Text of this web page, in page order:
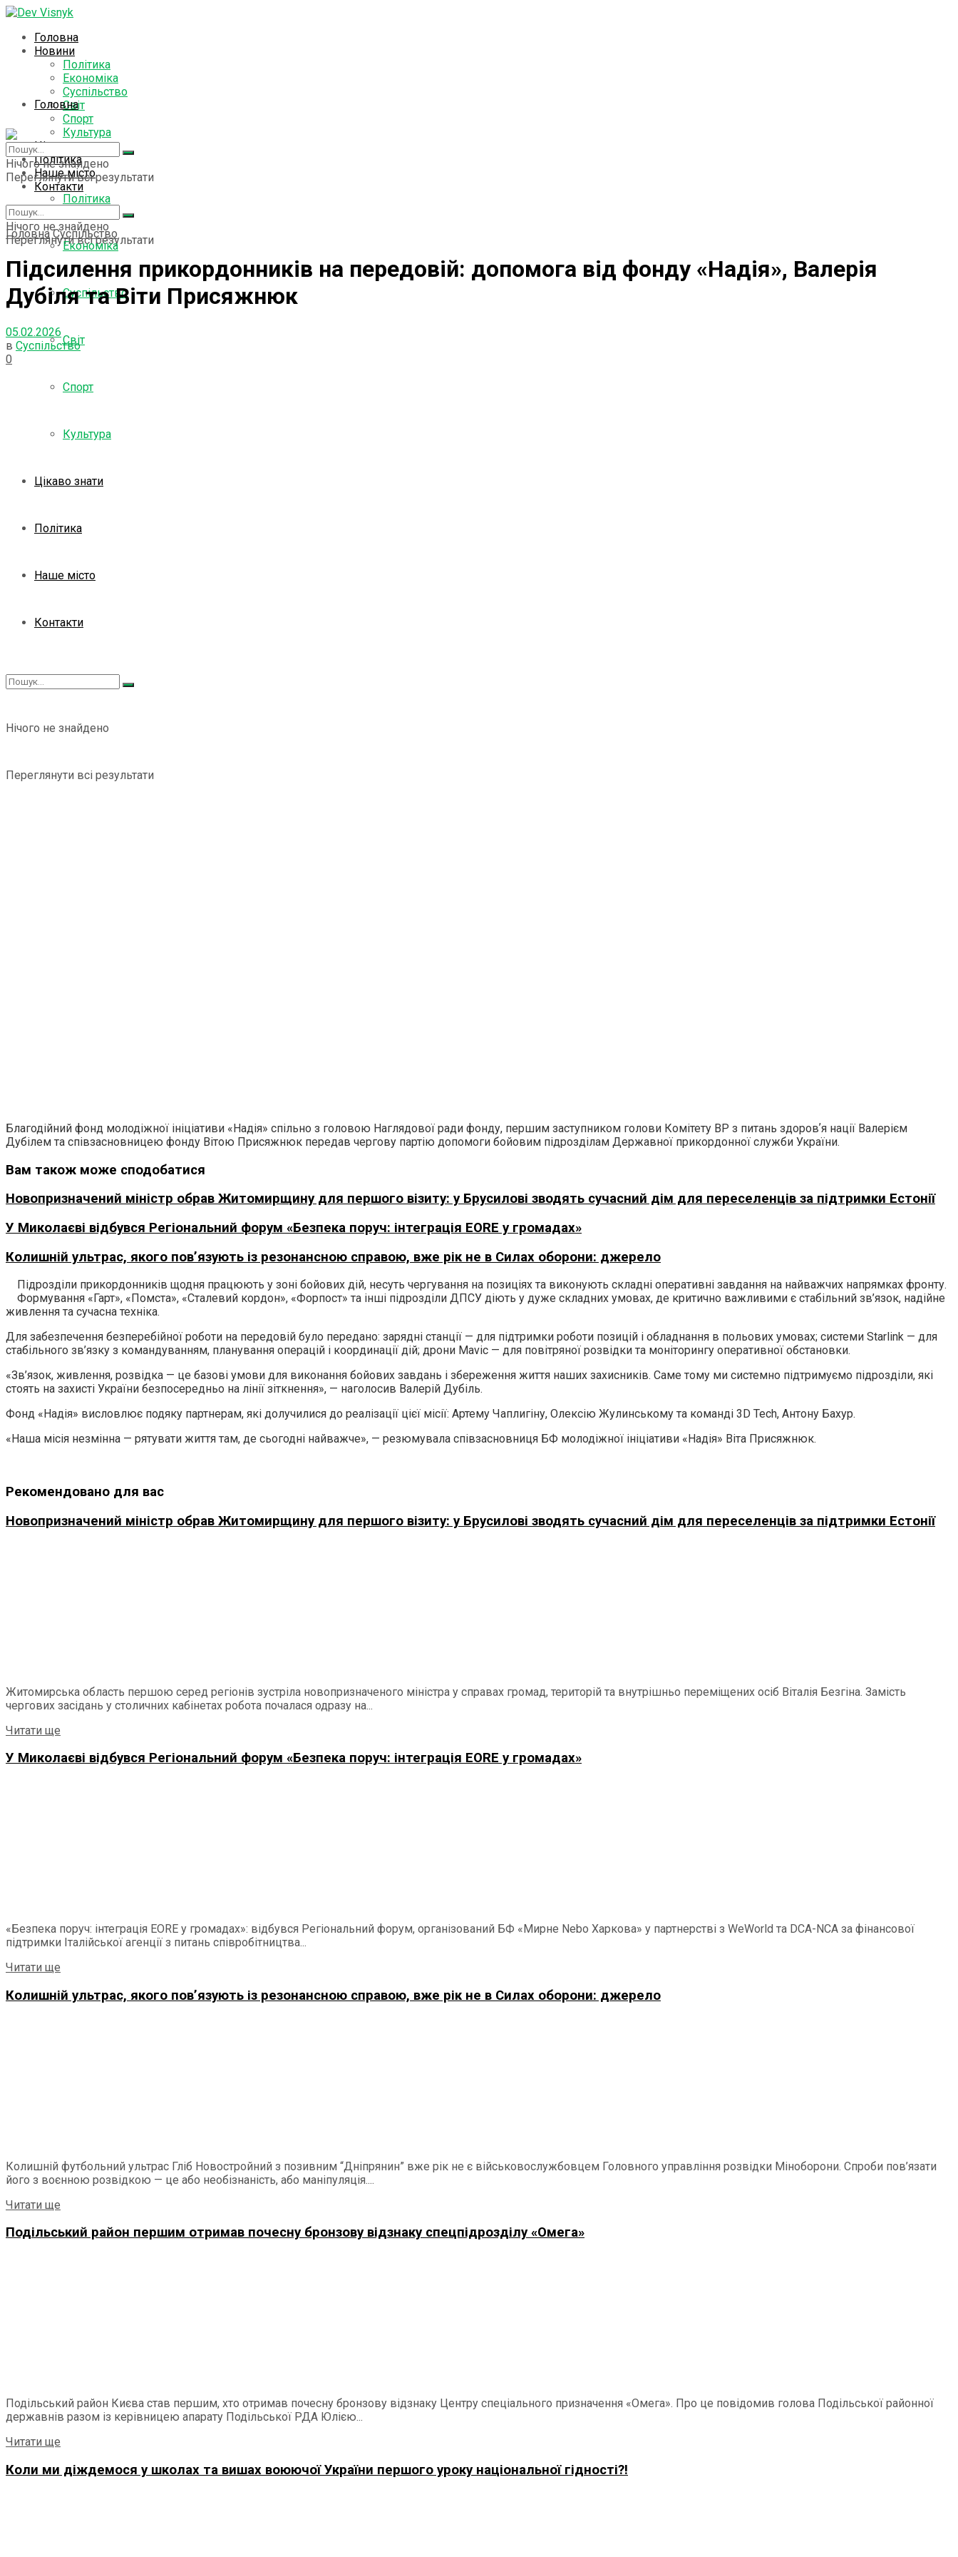
Головна
Новини
Політика
Економіка
Суспільство
Світ
Спорт
Культура
Цікаво знати
Політика
Наше місто
Контакти
Нічого не знайдено
Переглянути всі результати
Головна
Новини
Політика
Економіка
Суспільство
Світ
Спорт
Культура
Цікаво знати
Політика
Наше місто
Контакти
Нічого не знайдено
Переглянути всі результати
Нічого не знайдено
Переглянути всі результати
Головна Суспільство
Підсилення прикордонників на передовій: допомога від фонду «Надія», Валерія
Дубіля та Віти Присяжнюк
05.02.2026
в Суспільство
0
Благодійний фонд молодіжної ініціативи «Надія» спільно з головою Наглядової ради фонду, першим заступником голови Комітету ВР з питань здоровʼя нації Валерієм
Дубілем та співзасновницею фонду Вітою Присяжнюк передав чергову партію допомоги бойовим підрозділам Державної прикордонної служби України.
Вам також може сподобатися
Новопризначений міністр обрав Житомирщину для першого візиту: у Брусилові зводять сучасний дім для переселенців за підтримки Естонії
У Миколаєві відбувся Регіональний форум «Безпека поруч: інтеграція EORE у громадах»
Колишній ультрас, якого пов’язують із резонансною справою, вже рік не в Силах оборони: джерело
Підрозділи прикордонників щодня працюють у зоні бойових дій, несуть чергування на позиціях та виконують складні оперативні завдання на найважчих напрямках фронту.
Формування «Гарт», «Помста», «Сталевий кордон», «Форпост» та інші підрозділи ДПСУ діють у дуже складних умовах, де критично важливими є стабільний зв’язок, надійне
живлення та сучасна техніка.
Для забезпечення безперебійної роботи на передовій було передано: зарядні станції — для підтримки роботи позицій і обладнання в польових умовах; системи Starlink — для
стабільного зв’язку з командуванням, планування операцій і координації дій; дрони Mavic — для повітряної розвідки та моніторингу оперативної обстановки.
«Зв’язок, живлення, розвідка — це базові умови для виконання бойових завдань і збереження життя наших захисників. Саме тому ми системно підтримуємо підрозділи, які
стоять на захисті України безпосередньо на лінії зіткнення», — наголосив Валерій Дубіль.
Фонд «Надія» висловлює подяку партнерам, які долучилися до реалізації цієї місії: Артему Чаплигіну, Олексію Жулинському та команді 3D Tech, Антону Бахур.
«Наша місія незмінна — рятувати життя там, де сьогодні найважче», — резюмувала співзасновниця БФ молодіжної ініціативи «Надія» Віта Присяжнюк.
Рекомендовано для вас
Новопризначений міністр обрав Житомирщину для першого візиту: у Брусилові зводять сучасний дім для переселенців за підтримки Естонії
Житомирська область першою серед регіонів зустріла новопризначеного міністра у справах громад, територій та внутрішньо переміщених осіб Віталія Безгіна. Замість
чергових засідань у столичних кабінетах робота почалася одразу на...
Читати ще
У Миколаєві відбувся Регіональний форум «Безпека поруч: інтеграція EORE у громадах»
«Безпека поруч: інтеграція EORE у громадах»: відбувся Регіональний форум, організований БФ «Мирне Nebo Харкова» у партнерстві з WeWorld та DCA-NCA за фінансової
підтримки Італійської агенції з питань співробітництва...
Читати ще
Колишній ультрас, якого пов’язують із резонансною справою, вже рік не в Силах оборони: джерело
Колишній футбольний ультрас Гліб Новостройний з позивним “Дніпрянин” вже рік не є військовослужбовцем Головного управління розвідки Міноборони. Спроби пов’язати
його з воєнною розвідкою — це або необізнаність, або маніпуляція....
Читати ще
Подільський район першим отримав почесну бронзову відзнаку спецпідрозділу «Омега»
Подільський район Києва став першим, хто отримав почесну бронзову відзнаку Центру спеціального призначення «Омега». Про це повідомив голова Подільської районної
державнів разом із керівницею апарату Подільської РДА Юлією...
Читати ще
Коли ми діждемося у школах та вишах воюючої України першого уроку національної гідності?!